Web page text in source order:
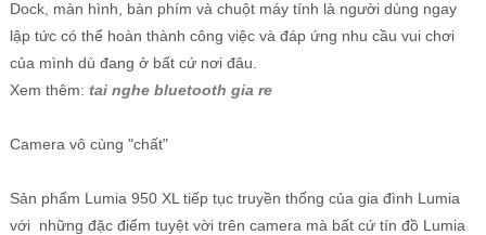
Dock, màn hình, bàn phím và chuột máy tính là người dùng ngay
lập tức có thể hoàn thành công việc và đáp ứng nhu cầu vui chơi
của mình dù đang ở bất cứ nơi đâu.
Xem thêm: tai nghe bluetooth gia re
Camera vô cùng "chất"
Sản phẩm Lumia 950 XL tiếp tục truyền thống của gia đình Lumia
với những đặc điểm tuyệt vời trên camera mà bất cứ tín đồ Lumia